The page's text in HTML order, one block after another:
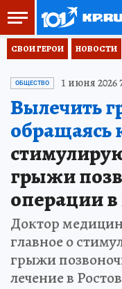
СВОИ ГЕРОИ НОВОСТИ
ОБЩЕСТВО 1 июня 2026
Вылечить
обращаясь
грыжи
операции
Доктор
главное о
грыжи
лечение в